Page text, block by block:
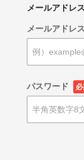
メールアドレ
メールアドレス
パスワード